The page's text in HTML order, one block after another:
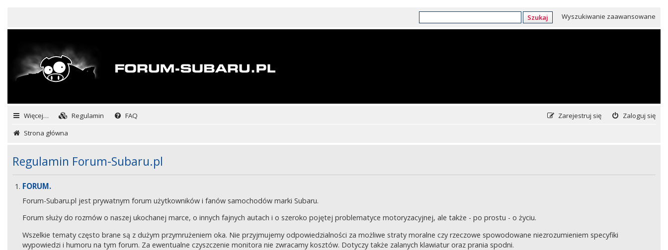
Szukaj Wyszukiwanie zaawansowane
Więcej… Regulamin FAQ Zaloguj się
Zarejestruj się
Strona główna
Regulamin Forum-Subaru.pl
FORUM.
Forum-Subaru.pl jest prywatnym forum użytkowników i fanów samochodów marki Subaru.
Forum służy do rozmów o naszej ukochanej marce, o innych fajnych autach i o szeroko pojętej problematyce motoryzacyjnej, ale także - po prostu - o życiu.
Wszelkie tematy często brane są z dużym przymrużeniem oka. Nie przyjmujemy odpowiedzialności za możliwe straty moralne czy rzeczowe spowodowane niezrozumieniem specyfiki
wypowiedzi i humoru na tym forum. Za ewentualne czyszczenie monitora nie zwracamy kosztów. Dotyczy także zalanych klawiatur oraz prania spodni.